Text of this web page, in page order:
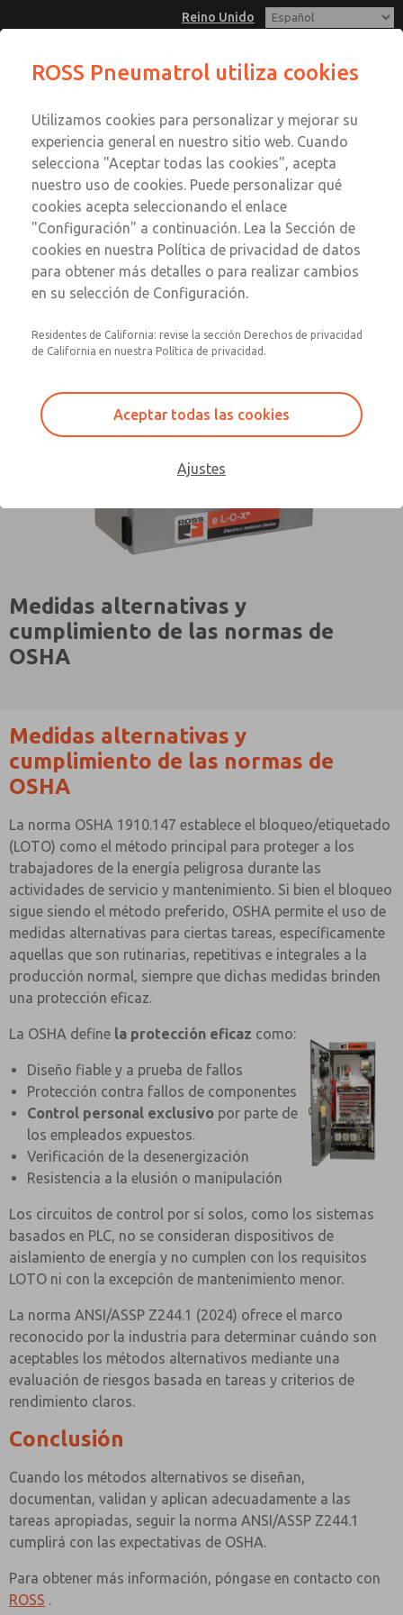
Reino Unido
Cuenta
Registrarse
Inscribirse
< Volver a los artículos
Eléctrico,Hidráulico,Neumático, Seguridad
Medidas alternativas y
cumplimiento de las normas de
OSHA
Medidas alternativas y
cumplimiento de las normas de
OSHA
La norma OSHA 1910.147 establece el bloqueo/etiquetado
(LOTO) como el método principal para proteger a los
trabajadores de la energía peligrosa durante las
actividades de servicio y mantenimiento. Si bien el bloqueo
sigue siendo el método preferido, OSHA permite el uso de
medidas alternativas para ciertas tareas, específicamente
aquellas que son rutinarias, repetitivas e integrales a la
producción normal, siempre que dichas medidas brinden
una protección eficaz.
La OSHA define la protección eficaz como:
Diseño fiable y a prueba de fallos
Protección contra fallos de componentes
Control personal exclusivo por parte de
los empleados expuestos.
Verificación de la desenergización
Resistencia a la elusión o manipulación
Los circuitos de control por sí solos, como los sistemas
basados en PLC, no se consideran dispositivos de
aislamiento de energía y no cumplen con los requisitos
LOTO ni con la excepción de mantenimiento menor.
La norma ANSI/ASSP Z244.1 (2024) ofrece el marco
reconocido por la industria para determinar cuándo son
aceptables los métodos alternativos mediante una
evaluación de riesgos basada en tareas y criterios de
rendimiento claros.
Conclusión
Cuando los métodos alternativos se diseñan,
documentan, validan y aplican adecuadamente a las
tareas apropiadas, seguir la norma ANSI/ASSP Z244.1
cumplirá con las expectativas de OSHA.
Para obtener más información, póngase en contacto con
ROSS .
ROSS Pneumatrol utiliza cookies
Utilizamos cookies para personalizar y mejorar su
experiencia general en nuestro sitio web. Cuando
selecciona "Aceptar todas las cookies", acepta
nuestro uso de cookies. Puede personalizar qué
cookies acepta seleccionando el enlace
"Configuración" a continuación. Lea la Sección de
cookies en nuestra Política de privacidad de datos
para obtener más detalles o para realizar cambios
en su selección de Configuración.
Residentes de California: revise la sección Derechos de privacidad
de California en nuestra Política de privacidad.
Aceptar todas las cookies
Ajustes